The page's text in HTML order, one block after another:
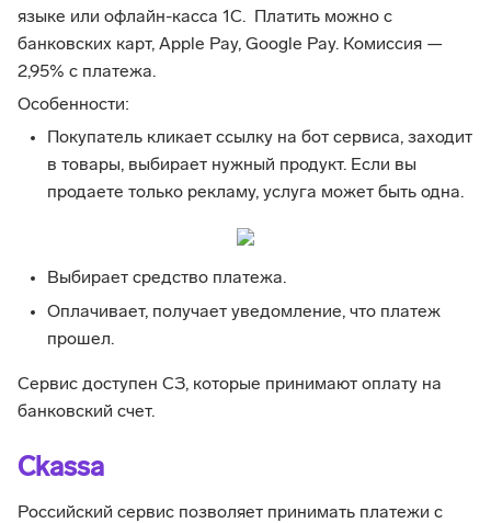
языке или офлайн-касса 1С. Платить можно с
банковских карт, Apple Pay, Google Pay. Комиссия —
2,95% с платежа.
Особенности:
Покупатель кликает ссылку на бот сервиса, заходит
в товары, выбирает нужный продукт. Если вы
продаете только рекламу, услуга может быть одна.
Выбирает средство платежа.
Оплачивает, получает уведомление, что платеж
прошел.
Сервис доступен СЗ, которые принимают оплату на
банковский счет.
Ckassa
Российский сервис позволяет принимать платежи с